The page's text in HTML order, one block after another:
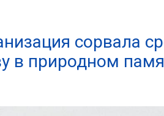
сорвала
в природном